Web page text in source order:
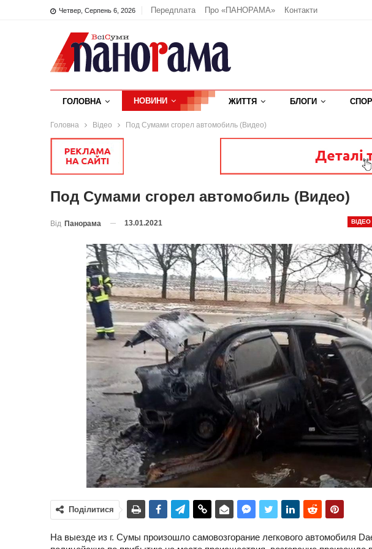
Четвер, Серпень 6, 2026 Передплата Про «ПАНОРАМА» Контакти
ГОЛОВНА НОВИНИ ЖИТТЯ БЛОГИ
Головна Відео Под Сумами сгорел автомобиль (Видео)
Под Сумами сгорел автомобиль (Видео)
ВІДЕО
Від Панорама 13.01.2021
Поділитися
На выезде из г. Сумы произошло самовозгорание легкового автомобиля